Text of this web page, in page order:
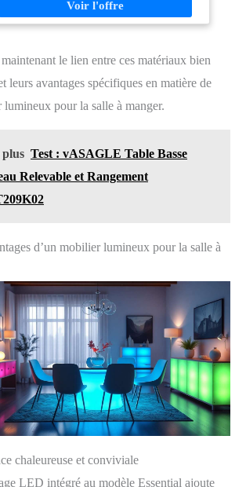
de présentation avec portes en verre dispose d'un
mécanisme de verrouillage robuste qui garantit la
et verrouillable Design personnel : cette vitrine
allume et éteint automatiquement l'éclairage lorsque
vous approchez ou vous vous éloignez. Cela les
de la vaisselle, du linge de lit et des ustensiles
de salle de bain Facile à monter : cette vitrine se
pensé, des accessoires complets et des instructions
le lien entre ces matériaux bien
leurs avantages spécifiques en matière de
pour la salle à manger.
Test : vASAGLE Table Basse
Relevable et Rangement
d’un mobilier lumineux pour la salle à
chaleureuse et conviviale
LED intégré au modèle Essential ajoute